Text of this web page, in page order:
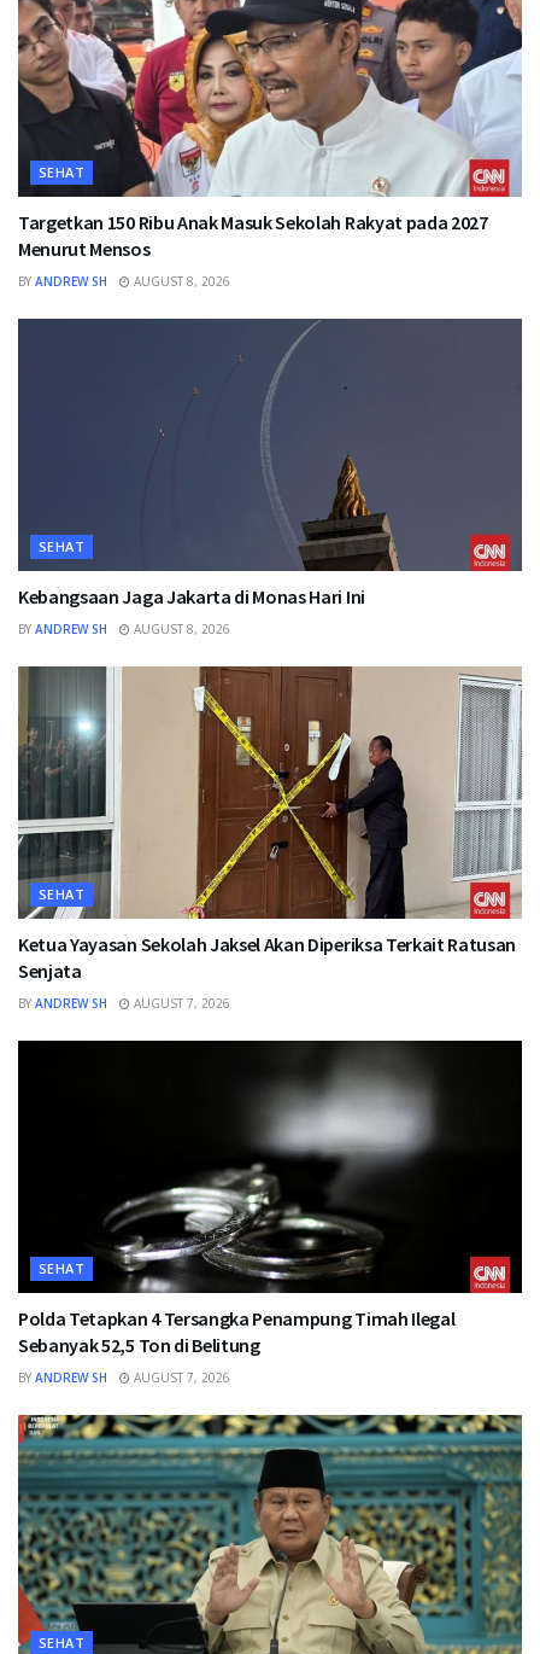
SEHAT
Targetkan 150 Ribu Anak Masuk Sekolah Rakyat pada 2027
Menurut Mensos
BY ANDREW SH AUGUST 8, 2026
SEHAT
Kebangsaan Jaga Jakarta di Monas Hari Ini
BY ANDREW SH AUGUST 8, 2026
SEHAT
Ketua Yayasan Sekolah Jaksel Akan Diperiksa Terkait Ratusan
Senjata
BY ANDREW SH AUGUST 7, 2026
SEHAT
Polda Tetapkan 4 Tersangka Penampung Timah Ilegal
Sebanyak 52,5 Ton di Belitung
BY ANDREW SH AUGUST 7, 2026
SEHAT